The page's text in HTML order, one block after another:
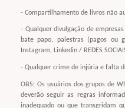
- Compartilhamento de livros não
- Qualquer divulgação de
bate papo, palestras (pagos ou
Instagram, Linkedin / REDES
- Qualquer crime de injúria e falta
OBS: Os usuários dos grupos de
deverão seguir as regras
inadequado ou que transgridam